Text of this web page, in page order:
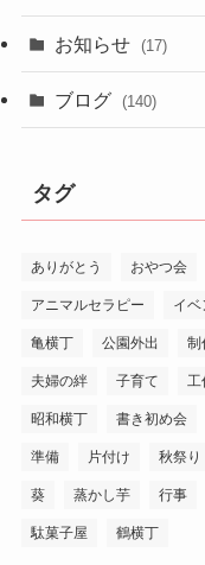
お知らせ (17)
ブログ (140)
タグ
ありがとう おやつ会
アニマルセラピー イベ
亀横丁 公園外出 制
夫婦の絆 子育て 工
昭和横丁 書き初め会
準備 片付け 秋祭り
葵 蒸かし芋 行事
駄菓子屋 鶴横丁